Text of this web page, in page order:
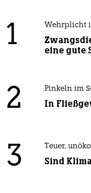
1 Wehrplicht
eine gute
2 Pinkeln im
In
3 Teuer,
Sind